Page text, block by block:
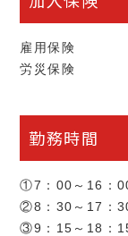
雇用保険
労災保険
勤務時間
①7：00～16：
②8：30～17：
③9：15～18：